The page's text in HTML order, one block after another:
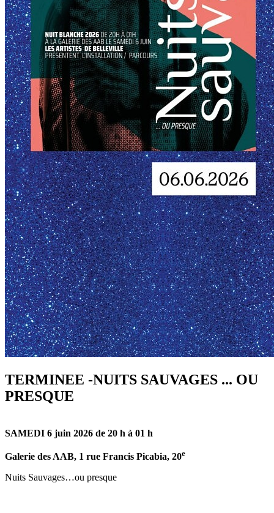
TERMINEE -NUITS SAUVAGES ... OU
PRESQUE
SAMEDI 6 juin 2026 de 20 h à 01 h
Galerie des AAB, 1 rue Francis Picabia, 20e
Nuits Sauvages…ou presque